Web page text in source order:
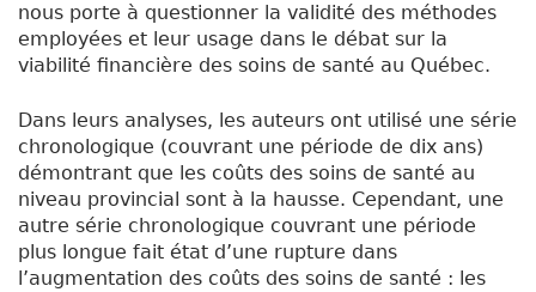
nous porte à questionner la validité des méthodes
employées et leur usage dans le débat sur la
viabilité financière des soins de santé au Québec.
Dans leurs analyses, les auteurs ont utilisé une série
chronologique (couvrant une période de dix ans)
démontrant que les coûts des soins de santé au
niveau provincial sont à la hausse. Cependant, une
autre série chronologique couvrant une période
plus longue fait état d’une rupture dans
l’augmentation des coûts des soins de santé : les